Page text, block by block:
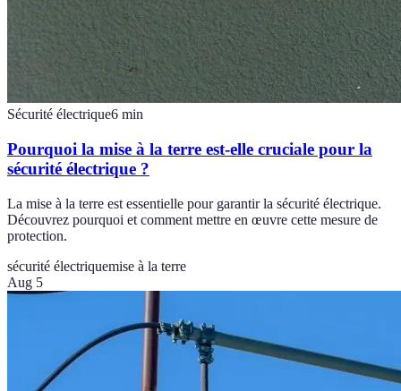
Sécurité électrique6 min
Pourquoi la mise à la terre est-elle cruciale pour la
sécurité électrique ?
La mise à la terre est essentielle pour garantir la sécurité électrique.
Découvrez pourquoi et comment mettre en œuvre cette mesure de
protection.
sécurité électriquemise à la terre
Aug 5